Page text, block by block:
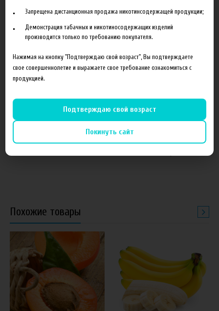
Сопутствующие товары
от 1 050 руб
Основа FruitCloud 54мг
60 руб
Ароматизатор Рождение
Похожие товары
Запрещена дистанционная продажа никотинсодержащей продукции;
Демонстрация табачных и никотиносодержащих изделий
производится только по требованию покупателя.
Нажимая на кнопку "Подтверждаю свой возраст", Вы подтверждаете
свое совершеннолетие и выражаете свое требование ознакомиться с
продукцией.
Подтверждаю свой возраст
Покинуть сайт